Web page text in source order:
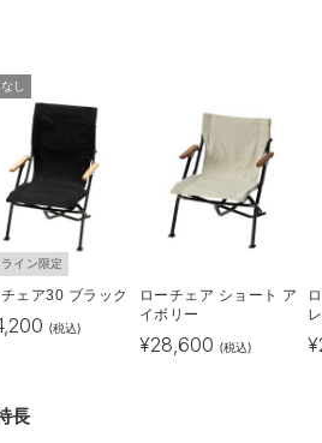
し
イン限定
ェア30 ブラック
(税込)
ローチェア ショート ア
イボリー
¥28,600 (税込) ¥
長